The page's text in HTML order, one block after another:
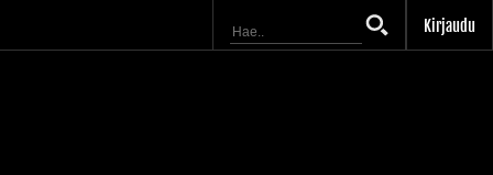
Kirjaudu